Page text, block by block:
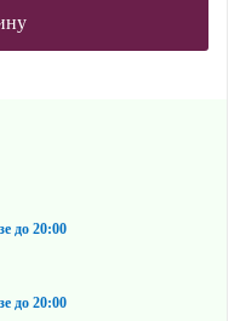
до 20:00
до 20:00